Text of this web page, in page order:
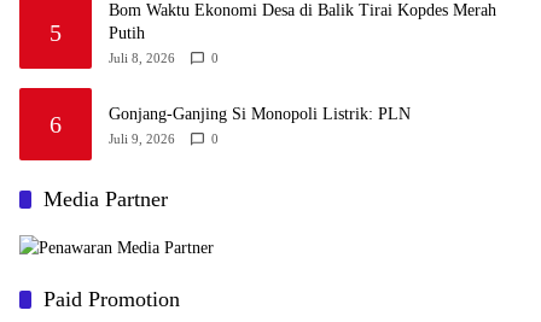
5
Bom Waktu Ekonomi Desa di Balik Tirai Kopdes Merah
Putih
Juli 8, 2026 0
6 Gonjang-Ganjing Si Monopoli Listrik: PLN
Juli 9, 2026 0
Media Partner
Paid Promotion